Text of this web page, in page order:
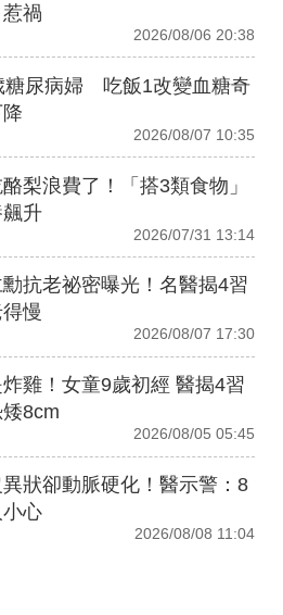
禍
2026/08/06 20:38
糖尿病婦 吃飯1改變血糖奇
2026/08/07 10:35
梨浪費了！「搭3類食物」
升
2026/07/31 13:14
抗老祕密曝光！名醫揭4習
慢
2026/08/07 17:30
雞！女童9歲初經 醫揭4習
8cm
2026/08/05 05:45
狀卻動脈硬化！醫示警：8
心
2026/08/08 11:04